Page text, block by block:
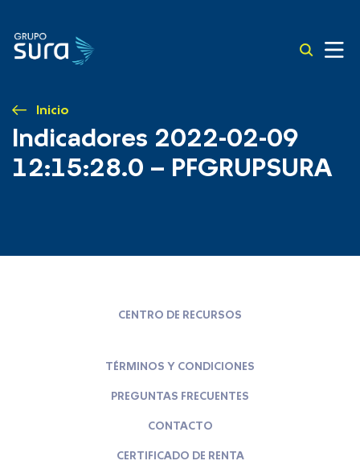
Inicio
Indicadores 2022-02-09
12:15:28.0 – PFGRUPSURA
CENTRO DE RECURSOS
TÉRMINOS Y CONDICIONES
PREGUNTAS FRECUENTES
CONTACTO
CERTIFICADO DE RENTA